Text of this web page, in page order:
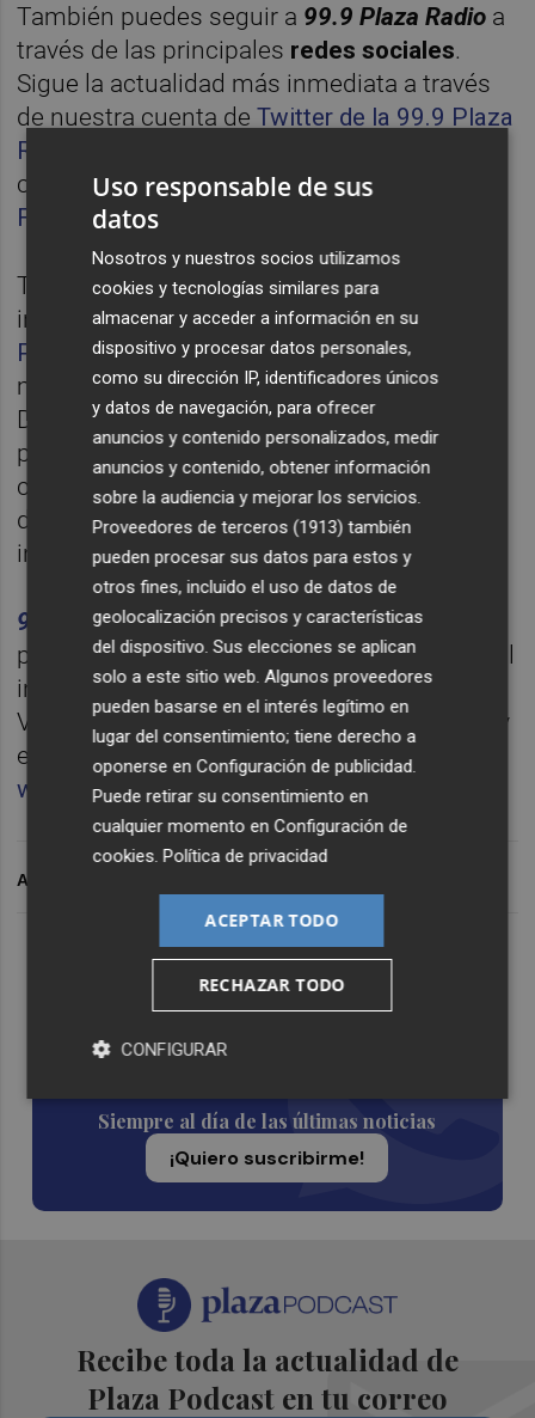
Lo Más Escuchado
Suscríbete al canal de
Siempre al día de las últimas noticias
¡Quiero suscribirme!
También puedes seguir a 99.9 Plaza Radio a
través de las principales redes sociales.
Sigue la actualidad más inmediata a través
de nuestra cuenta deTwitter de la 99.9 Plaza
Radio
contenidos radiofónicos a través del
FacebookeInstagram
También, puedes descubrir la última hora
informativa a través de laAPP de la 99.9
Plaza Radio, disponible para dispositivos
móviles tanto en IOS como en Android.
Desde la aplicación de la 99.9 Plaza Radio
puede seleccionar los programas a la carta,
crear sus propias listas de reproducción,
descargarlos y escucharlos posteriormente
incluso sin conexión a internet.
99.9 Plaza Radio es la emisora de radio del
periódicoValencia Plaza, diario nativo digital
independiente y líder en la Comunitat
Valenciana. Puedes escucharla en 99.9 FM y
el 101.5 FM así como en
www.plazararadio.es
ARCHIVADO EN
Recibe toda la actualidad de
Plaza Podcast en tu correo
Uso responsable de sus
datos
Nosotros y nuestros socios utilizamos
cookies y tecnologías similares para
almacenar y acceder a información en su
dispositivo y procesar datos personales,
como su dirección IP, identificadores únicos
y datos de navegación, para ofrecer
anuncios y contenido personalizados, medir
anuncios y contenido, obtener información
sobre la audiencia y mejorar los servicios.
Proveedores de terceros (1913) también
pueden procesar sus datos para estos y
otros fines, incluido el uso de datos de
geolocalización precisos y características
del dispositivo. Sus elecciones se aplican
solo a este sitio web. Algunos proveedores
pueden basarse en el interés legítimo en
lugar del consentimiento; tiene derecho a
oponerse enConfiguración de publicidad
Puede retirar su consentimiento en
cualquier momento enConfiguración de
cookies .Política de privacidad
ACEPTAR TODO
RECHAZAR TODO
CONFIGURAR